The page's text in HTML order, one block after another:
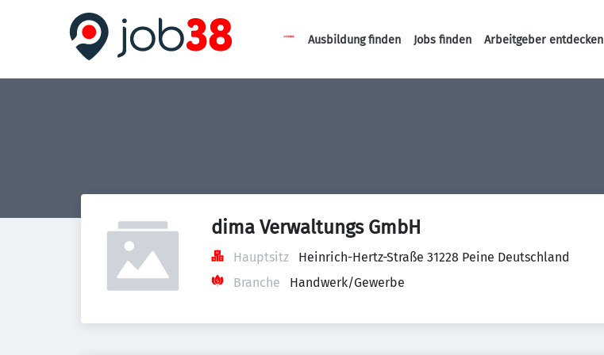
Haupt-Navigation
Ausbildung finden Jobs finden Arbeitgeber entdecken
dima Verwaltungs GmbH
Hauptsitz
Heinrich-Hertz-Straße 31228 Peine Deutschland
Branche
Handwerk/Gewerbe